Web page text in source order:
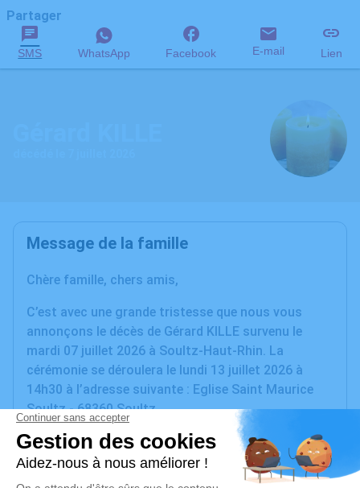
Partager
SMS WhatsApp Facebook E-mail Lien
Message de la famille
Chère famille, chers amis,
C’est avec une grande tristesse que nous vous
annonçons le décès de Gérard KILLE survenu le
mardi 07 juillet 2026 à Soultz-Haut-Rhin. La
cérémonie se déroulera le lundi 13 juillet 2026 à
14h30 à l’adresse suivante : Eglise Saint Maurice
Soultz - 68360 Soultz.
Nous vous invitons à utiliser cet espace pour
laisser vos condoléances, partager des photos
souvenirs, une anecdote ou exprimer vos pensées à